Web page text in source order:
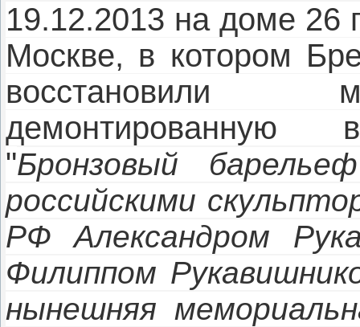
19.12.2013 на доме 26
Москве, в котором
восстановили
"Бронзовый
российскими
РФ Александром
Филиппом
нынешняя